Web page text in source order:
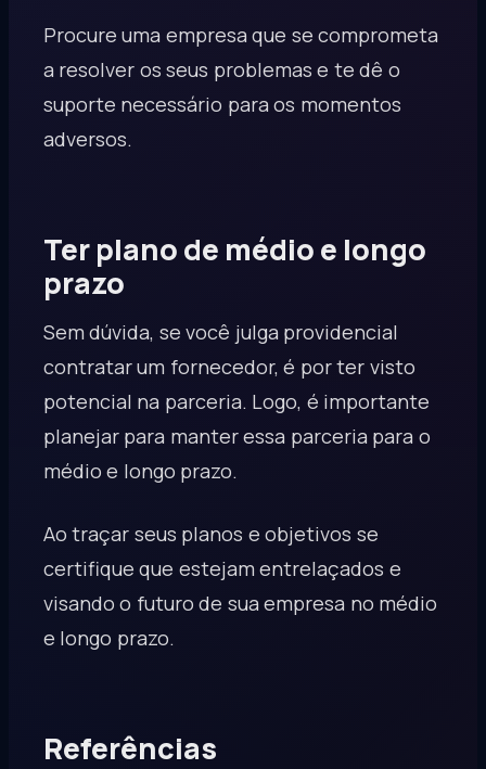
Procure uma empresa que se comprometa
a resolver os seus problemas e te dê o
suporte necessário para os momentos
adversos.
Ter plano de médio e longo
prazo
Sem dúvida, se você julga providencial
contratar um fornecedor, é por ter visto
potencial na parceria. Logo, é importante
planejar para manter essa parceria para o
médio e longo prazo.
Ao traçar seus planos e objetivos se
certifique que estejam entrelaçados e
visando o futuro de sua empresa no médio
e longo prazo.
Referências